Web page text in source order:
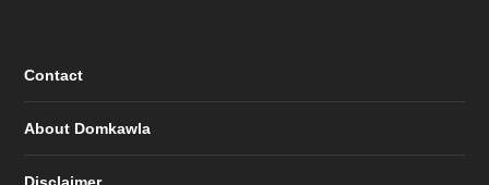
Contact
About Domkawla